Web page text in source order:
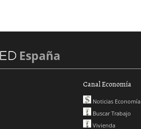
España
Canal Economía
Noticias Economía
Buscar Trabajo
Vivienda